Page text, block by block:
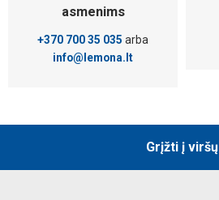
asmenims
+370 700 35 035 arba
info@lemona.lt
Grįžti į viršų